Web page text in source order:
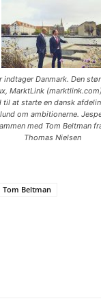
indtager Danmark. Den
MarktLink
til at starte en dansk
om ambitionerne.
med Tom Beltman
Thomas Nielsen
Tom Beltman